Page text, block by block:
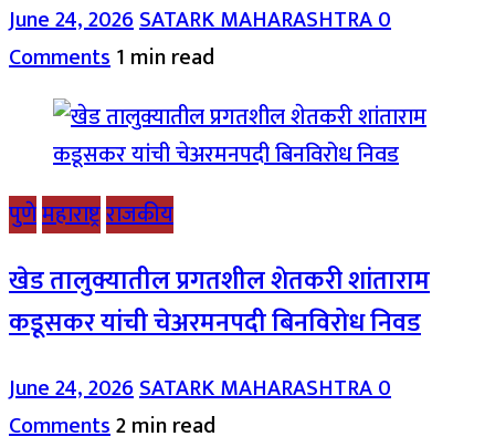
June 24, 2026SATARK MAHARASHTRA0
Comments1 min read
पुणेमहाराष्ट्रराजकीय
खेड तालुक्यातील प्रगतशील शेतकरी शांताराम
कडूसकर यांची चेअरमनपदी बिनविरोध निवड
June 24, 2026SATARK MAHARASHTRA0
Comments2 min read